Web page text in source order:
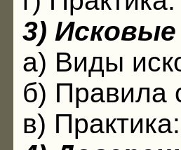
3) Исковые
а) Виды
б) Правила
в)